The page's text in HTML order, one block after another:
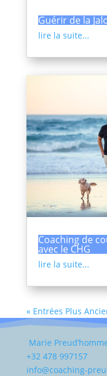
Guérir de la
lire la suite...
Coaching de
avec le CHG
lire la suite...
« Entrées Plus
Marie
+32 478 997157
info@coaching-